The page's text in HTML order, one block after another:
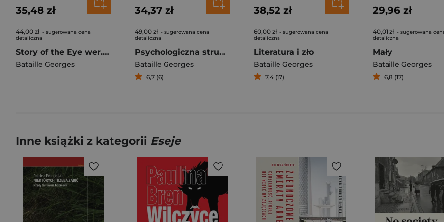
35,48 zł
44,00 zł - sugerowana cena
detaliczna
Story of the Eye wer. angielska
Bataille Georges
34,37 zł
49,00 zł - sugerowana cena
detaliczna
Psychologiczna struktura faszyzmu
Bataille Georges
6,7 (6)
38,52 zł
60,00 zł - sugerowana cena
detaliczna
Literatura i zło
Bataille Georges
7,4 (17)
29,96 zł
40,01 zł - sugerowana
detaliczna
Mały
Bataille Georges
6,8 (17)
Inne książki z kategorii Eseje